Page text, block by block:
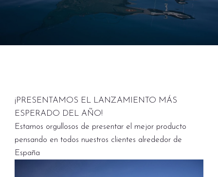
¡PRESENTAMOS EL LANZAMIENTO MÁS
ESPERADO DEL AÑO!
Estamos orgullosos de presentar el mejor producto
pensando en todos nuestros clientes alrededor de
España